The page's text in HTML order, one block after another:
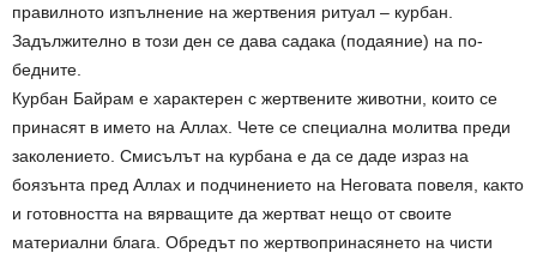
правилното изпълнение на жертвения ритуал – курбан.
Задължително в този ден се дава садака (подаяние) на по-
бедните.
Курбан Байрам е характерен с жертвените животни, които се
принасят в името на Аллах. Чете се специална молитва преди
заколението. Смисълът на курбана е да се даде израз на
боязънта пред Аллах и подчинението на Неговата повеля, както
и готовността на вярващите да жертват нещо от своите
материални блага. Обредът по жертвопринасянето на чисти